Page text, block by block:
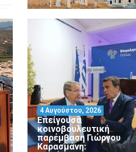
Επείγουσα
κοινοβουλευτική
παρέμβαση Γιώργου
Καρασμάνη:
4 Αυγούστου, 2026